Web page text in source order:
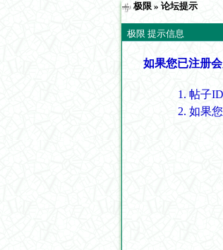
极限 » 论坛提示
极限 提示信息
如果您已注册
帖子
如果